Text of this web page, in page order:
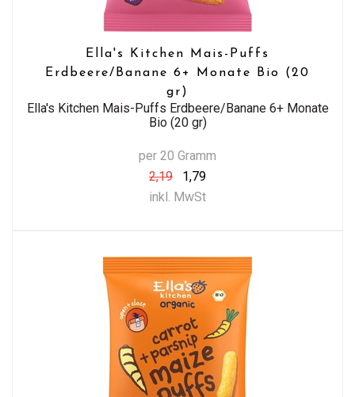
Ella's Kitchen Mais-Puffs
Erdbeere/Banane 6+ Monate Bio (20
gr)
Ella's Kitchen Mais-Puffs Erdbeere/Banane 6+ Monate
Bio (20 gr)
per 20 Gramm
2,19
1,79
inkl. MwSt